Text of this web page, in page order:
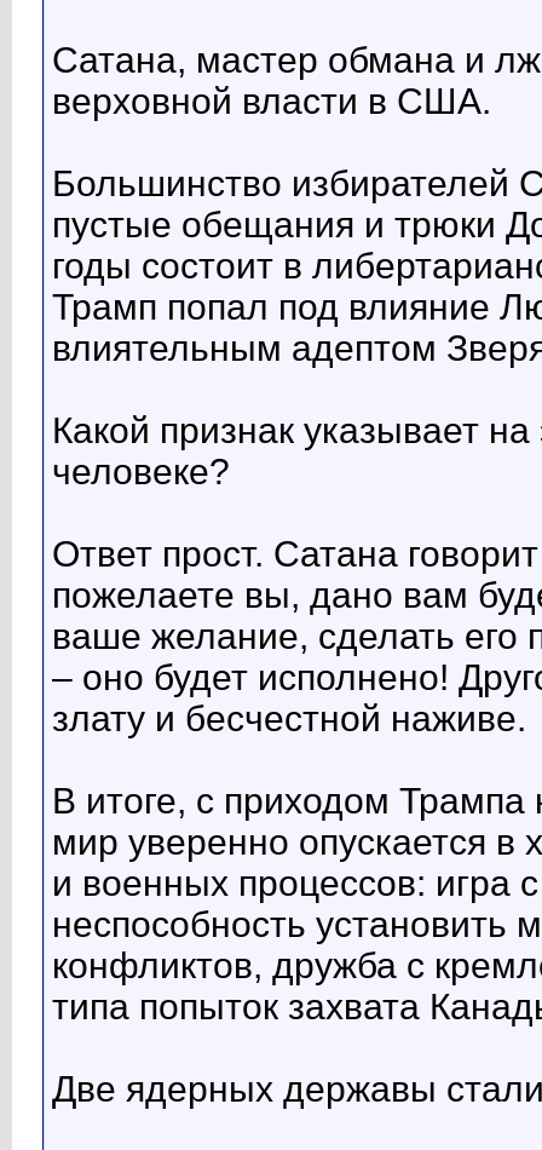
Сатана, мастер обмана и
верховной власти в США.
Большинство
пустые обещания и трюки
годы состоит в
Трамп попал под влияние
влиятельным адептом
Какой признак указывает
человеке?
Ответ прост. Сатана
пожелаете вы, дано вам
ваше желание, сделать его
– оно будет исполнено!
злату и бесчестной наживе.
В итоге, с приходом
мир уверенно опускается в
и военных процессов: игра
неспособность установить
конфликтов, дружба с
типа попыток захвата
Две ядерных державы